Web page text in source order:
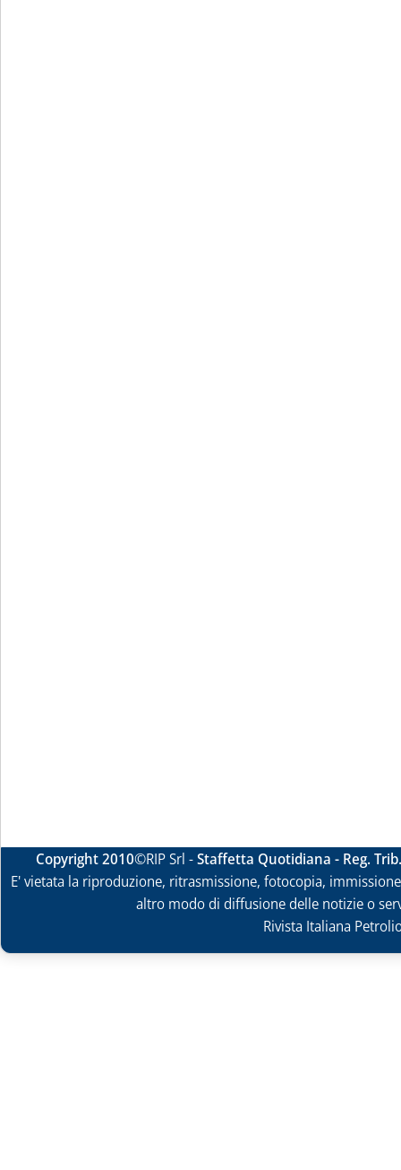
Copyright 2010©RIP Srl -Staffetta Quotidiana - Reg.
E' vietata la riproduzione, ritrasmissione, fotocopia,
altro modo di diffusione delle notizie o
Rivista Italiana